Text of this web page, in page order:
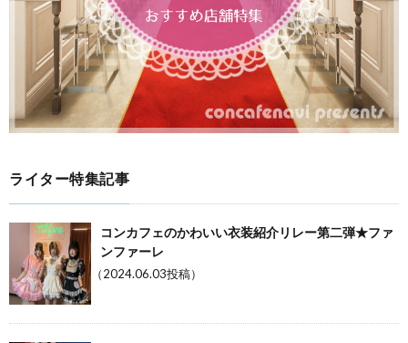
ライター特集記事
コンカフェのかわいい衣装紹介リレー第二弾★ファ
ンファーレ
（2024.06.03投稿）